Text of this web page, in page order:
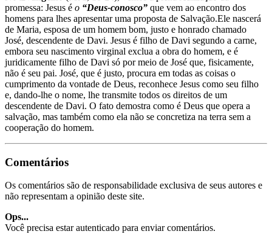
promessa: Jesus é o “Deus-conosco” que vem ao encontro dos
homens para lhes apresentar uma proposta de Salvação.Ele nascerá
de Maria, esposa de um homem bom, justo e honrado chamado
José, descendente de Davi. Jesus é filho de Davi segundo a carne,
embora seu nascimento virginal exclua a obra do homem, e é
juridicamente filho de Davi só por meio de José que, fisicamente,
não é seu pai. José, que é justo, procura em todas as coisas o
cumprimento da vontade de Deus, reconhece Jesus como seu filho
e, dando-lhe o nome, lhe transmite todos os direitos de um
descendente de Davi. O fato demostra como é Deus que opera a
salvação, mas também como ela não se concretiza na terra sem a
cooperação do homem.
Comentários
Os comentários são de responsabilidade exclusiva de seus autores e
não representam a opinião deste site.
Ops...
Você precisa estar autenticado para enviar comentários.